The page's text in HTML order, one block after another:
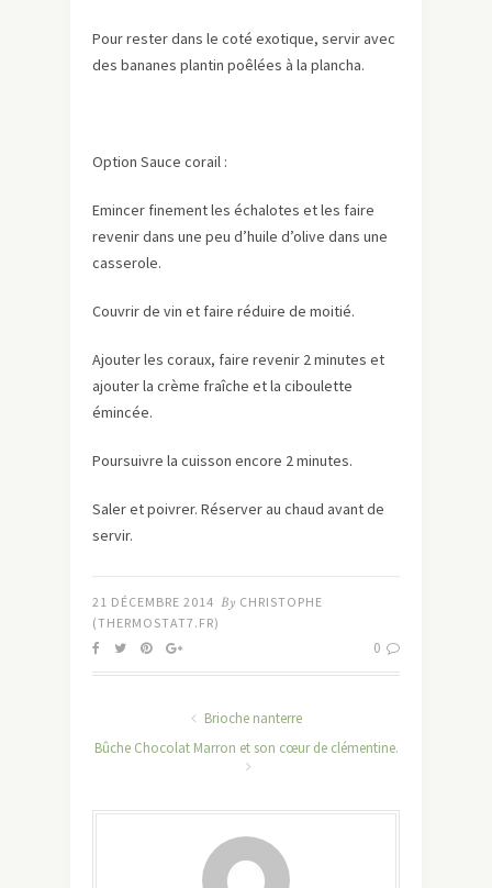
Pour rester dans le coté exotique, servir avec
des bananes plantin poêlées à la plancha.
Option Sauce corail :
Emincer finement les échalotes et les faire
revenir dans une peu d’huile d’olive dans une
casserole.
Couvrir de vin et faire réduire de moitié.
Ajouter les coraux, faire revenir 2 minutes et
ajouter la crème fraîche et la ciboulette
émincée.
Poursuivre la cuisson encore 2 minutes.
Saler et poivrer. Réserver au chaud avant de
servir.
21 DÉCEMBRE 2014 By CHRISTOPHE
(THERMOSTAT7.FR)
0
Brioche nanterre
Bûche Chocolat Marron et son cœur de clémentine.